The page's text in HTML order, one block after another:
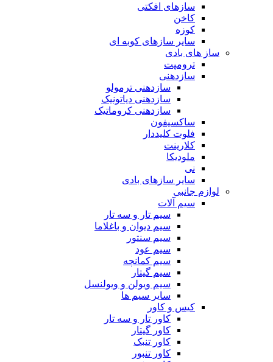
سازهای افکتی
کاخن
کوزه
سایر سازهای کوبه ای
ساز های بادی
ترومپت
سازدهنی
سازدهنی ترمولو
سازدهنی دیاتونیک
سازدهنی کروماتیک
ساکسیفون
فلوت کلیددار
کلارینت
ملودیکا
نی
سایر سازهای بادی
لوازم جانبی
سیم آلات
سیم تار و سه تار
سیم دیوان و باغلاما
سیم سنتور
سیم عود
سیم کمانچه
سیم گیتار
سیم ویولن و ویولنسل
سایر سیم ها
کیس و کاور
کاور تار و سه تار
کاور گیتار
کاور تنبک
کاور تنبور